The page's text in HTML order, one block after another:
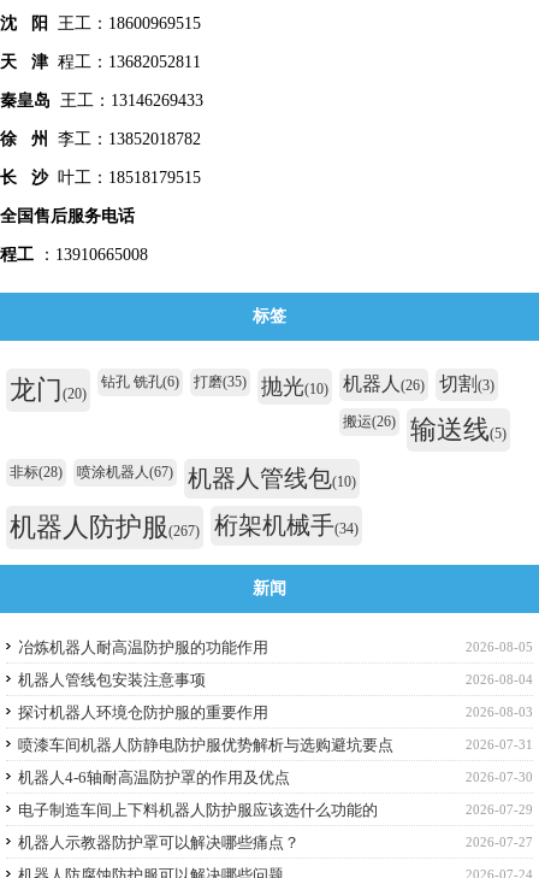
沈 阳 王工：18600969515
天 津 程工：13682052811
秦皇岛 王工：13146269433
徐 州 李工：13852018782
长 沙叶工：18518179515
全国售后服务电话
程工 ：13910665008
标签
龙门(20)
钻孔 铣孔(6) 打磨(35) 抛光(10) 机器人 (26) 切割 (3)
搬运(26) 输送线(5)
非标(28) 喷涂机器人(67) 机器人管线包(10)
机器人防护服(267) 桁架机械手(34)
新闻
2026-08-05
冶炼机器人耐高温防护服的功能作用
2026-08-04
机器人管线包安装注意事项
2026-08-03
探讨机器人环境仓防护服的重要作用
2026-07-31
喷漆车间机器人防静电防护服优势解析与选购避坑要点
2026-07-30
机器人4-6轴耐高温防护罩的作用及优点
2026-07-29
电子制造车间上下料机器人防护服应该选什么功能的
2026-07-27
机器人示教器防护罩可以解决哪些痛点？
2026-07-24